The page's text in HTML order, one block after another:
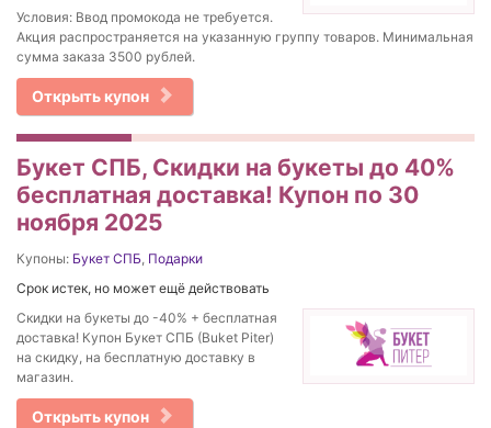
Условия: Ввод промокода не требуется.
Акция распространяется на указанную группу товаров. Минимальная
сумма заказа 3500 рублей.
Открыть купон
Букет СПБ, Скидки на букеты до 40%
бесплатная доставка! Купон по 30
ноября 2025
Купоны: Букет СПБ, Подарки
Срок истек, но может ещё действовать
Скидки на букеты до -40% + бесплатная
доставка! Купон Букет СПБ (Buket Piter)
на скидку, на бесплатную доставку в
магазин.
Открыть купон